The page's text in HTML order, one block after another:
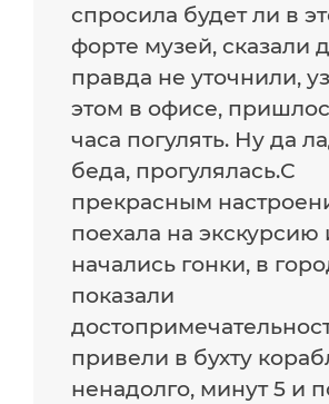
спросила будет ли в
форте музей, сказали
правда не уточнили,
этом в офисе,
часа погулять. Ну да
беда, прогулялась.С
прекрасным
поехала на экскурсию
начались гонки, в
показали
привели в бухту
ненадолго, минут 5 и